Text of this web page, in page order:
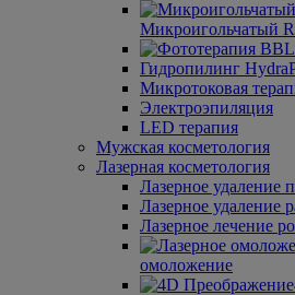
Микроигольчатый
Гидро­пилинг
Микротоковая
Электроэпиляция
LED терапия
Мужская косметология
Лазерная косметология
Лазерное удаление
Лазерное удаление
Лазерное лечение
омоложение